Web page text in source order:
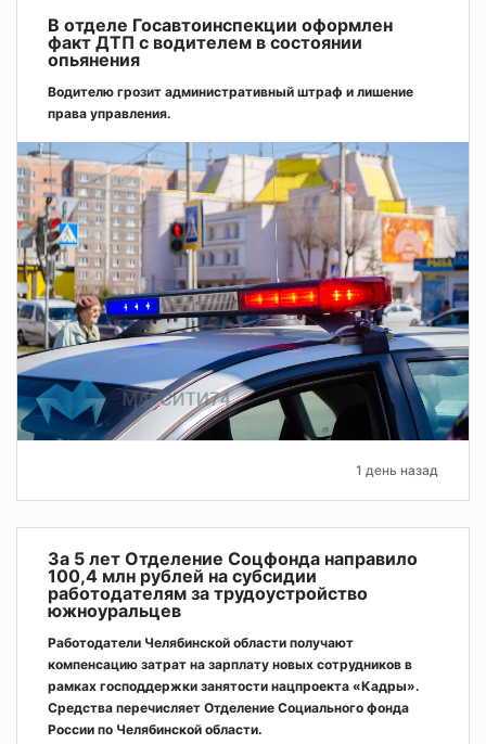
В отделе Госавтоинспекции оформлен
факт ДТП с водителем в состоянии
опьянения
Водителю грозит административный штраф и лишение
права управления.
1 день назад
За 5 лет Отделение Соцфонда направило
100,4 млн рублей на субсидии
работодателям за трудоустройство
южноуральцев
Работодатели Челябинской области получают
компенсацию затрат на зарплату новых сотрудников в
рамках господдержки занятости нацпроекта «Кадры».
Средства перечисляет Отделение Социального фонда
России по Челябинской области.